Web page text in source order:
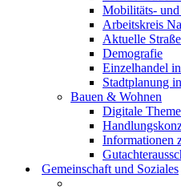
Mobilitäts-
Arbeitskreis
Aktuelle
Demografie
Einzelhandel
Stadtplanung
Bauen & Wohnen
Digitale
Informationen
Gemeinschaft und Soziales